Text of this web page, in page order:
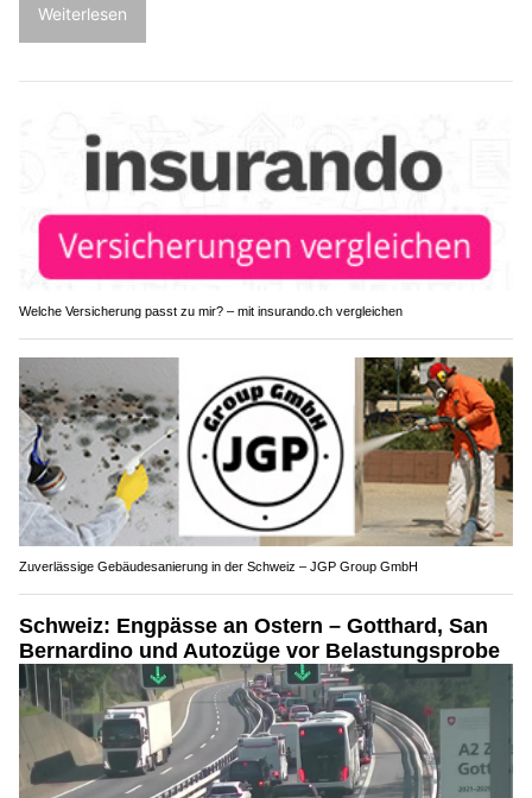
Weiterlesen
Welche Versicherung passt zu mir? – mit insurando.ch vergleichen
Zuverlässige Gebäudesanierung in der Schweiz – JGP Group GmbH
Schweiz: Engpässe an Ostern – Gotthard, San
Bernardino und Autozüge vor Belastungsprobe